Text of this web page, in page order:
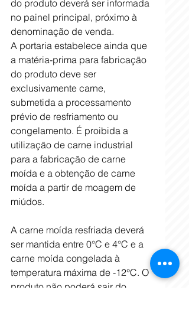
do produto deverá ser informada
no painel principal, próximo à
denominação de venda.
A portaria estabelece ainda que
a matéria-prima para fabricação
do produto deve ser
exclusivamente carne,
submetida a processamento
prévio de resfriamento ou
congelamento. É proibida a
utilização de carne industrial
para a fabricação de carne
moída e a obtenção de carne
moída a partir de moagem de
miúdos.
A carne moída resfriada deverá
ser mantida entre 0°C e 4°C e a
carne moída congelada à
temperatura máxima de -12°C. O
produto não poderá sair do